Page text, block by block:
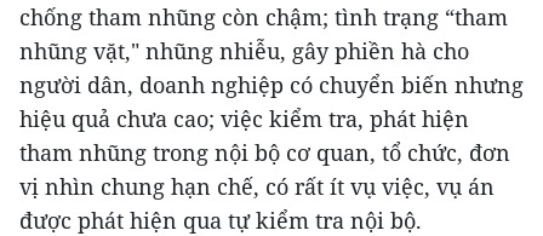
chống tham nhũng còn chậm; tình trạng “tham
nhũng vặt," nhũng nhiễu, gây phiền hà cho
người dân, doanh nghiệp có chuyển biến nhưng
hiệu quả chưa cao; việc kiểm tra, phát hiện
tham nhũng trong nội bộ cơ quan, tổ chức, đơn
vị nhìn chung hạn chế, có rất ít vụ việc, vụ án
được phát hiện qua tự kiểm tra nội bộ.